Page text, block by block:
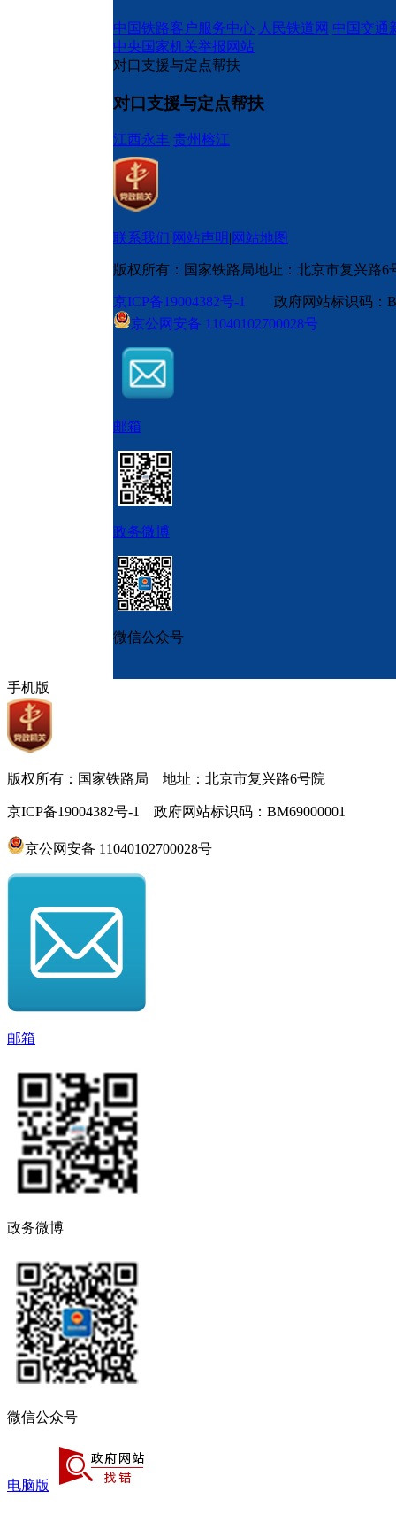
中国铁路客户服务中心 人民铁道网 中国交通
中央国家机关举报网站
对口支援与定点帮扶
对口支援与定点帮扶
江西永丰 贵州榕江
联系我们 网站声明 网站地图
版权所有：国家铁路局地址：北京市复兴路6
京ICP备19004382号-1 政府网站标识码
京公网安备 11040102700028号
邮箱
政务微博
微信公众号
手机版
版权所有：国家铁路局 地址：北京市复兴路6号院
京ICP备19004382号-1 政府网站标识码：BM69000001
京公网安备 11040102700028号
邮箱
政务微博
微信公众号
电脑版